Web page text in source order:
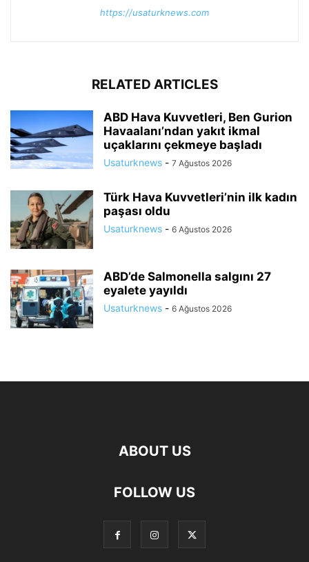
https://usaturknews.com
RELATED ARTICLES
ABD Hava Kuvvetleri, Ben Gurion
Havaalanı’ndan yakıt ikmal
uçaklarını çekmeye başladı
Usaturknews - 7 Ağustos 2026
Türk Hava Kuvvetleri’nin ilk kadın
paşası oldu
Usaturknews - 6 Ağustos 2026
ABD’de Salmonella salgını 27
eyalete yayıldı
Usaturknews - 6 Ağustos 2026
ABOUT US
FOLLOW US